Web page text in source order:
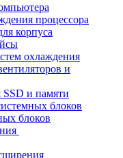
процессора
корпуса
охлаждения
и
SSD и памяти
блоков
блоков